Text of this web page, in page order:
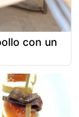
con un